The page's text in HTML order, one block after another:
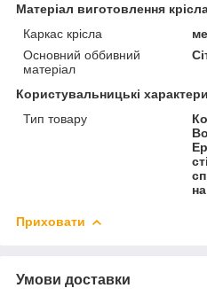
Матеріал виготовлення
Каркас крісла
Основний оббивний
матеріал
Користувальницькі
Тип товару
Приховати
Умови доставки